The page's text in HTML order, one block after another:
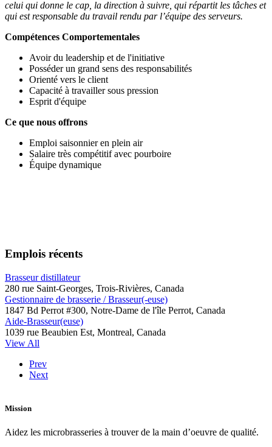
celui qui donne le cap, la direction à suivre, qui répartit les tâches et
qui est responsable du travail rendu par l’équipe des serveurs.
Compétences Comportementales
Avoir du leadership et de l'initiative
Posséder un grand sens des responsabilités
Orienté vers le client
Capacité à travailler sous pression
Esprit d'équipe
Ce que nous offrons
Emploi saisonnier en plein air
Salaire très compétitif avec pourboire
Équipe dynamique
Emplois récents
Brasseur distillateur
280 rue Saint-Georges, Trois-Rivières, Canada
Gestionnaire de brasserie / Brasseur(-euse)
1847 Bd Perrot #300, Notre-Dame de l'île Perrot, Canada
Aide-Brasseur(euse)
1039 rue Beaubien Est, Montreal, Canada
View All
Prev
Next
Mission
Aidez les microbrasseries à trouver de la main d’oeuvre de qualité.